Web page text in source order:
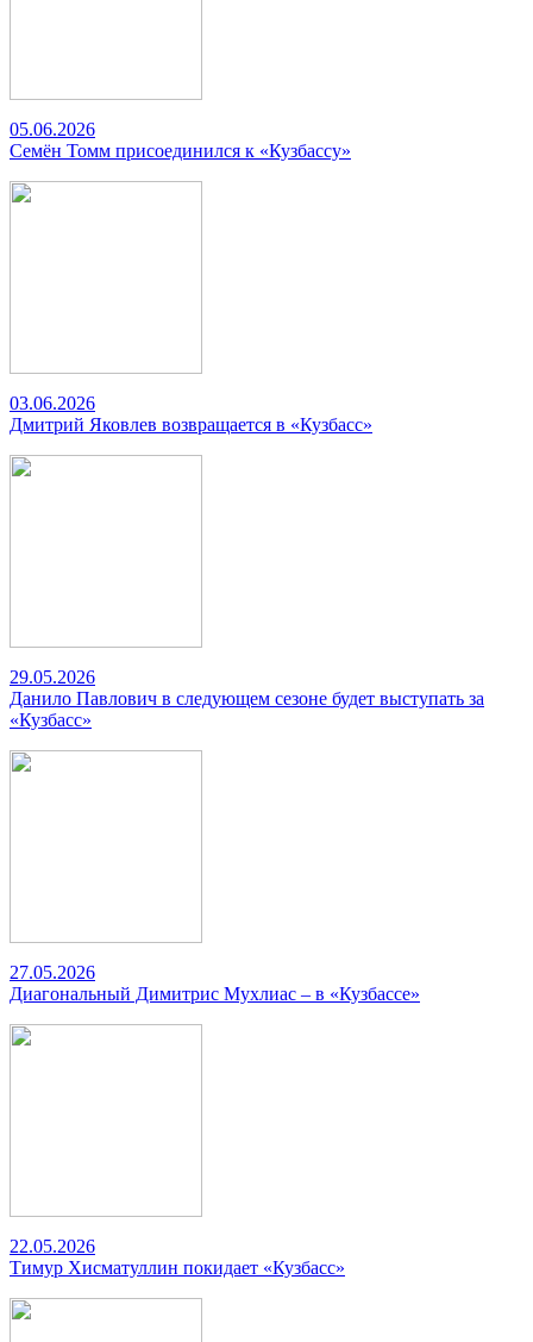
05.06.2026
Семён Томм присоединился к «Кузбассу»
03.06.2026
Дмитрий Яковлев возвращается в «Кузбасс»
29.05.2026
Данило Павлович в следующем сезоне будет выступать за
«Кузбасс»
27.05.2026
Диагональный Димитрис Мухлиас – в «Кузбассе»
22.05.2026
Тимур Хисматуллин покидает «Кузбасс»